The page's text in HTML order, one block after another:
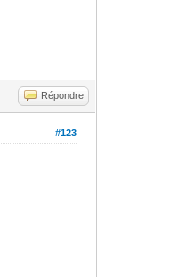
Répondre
#123